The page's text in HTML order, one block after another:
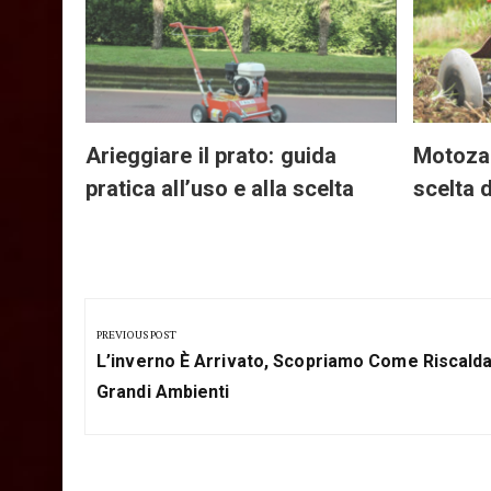
Arieggiare il prato: guida
pratica all’uso e alla scelta
scelta
articoli
PREVIOUS POST
Previous
Post:
L’inverno È Arrivato, Scopriamo Come
Grandi Ambienti